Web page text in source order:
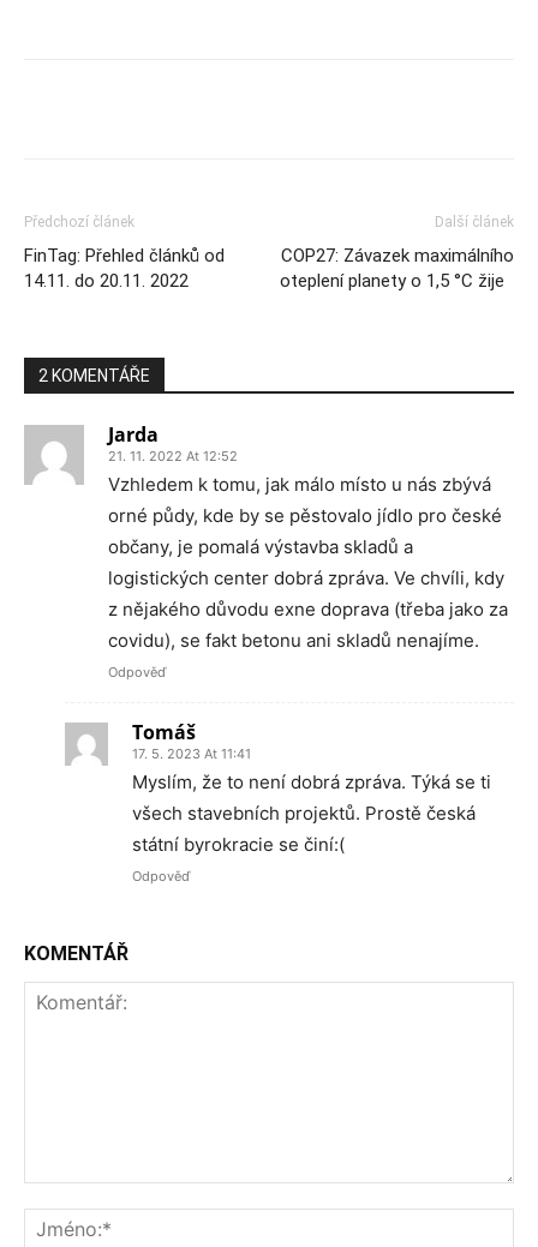
Předchozí článek
FinTag: Přehled článků od
14.11. do 20.11. 2022
Další článek
COP27: Závazek maximálního
oteplení planety o 1,5 °C žije
2 KOMENTÁŘE
Jarda
21. 11. 2022 At 12:52
Vzhledem k tomu, jak málo místo u nás zbývá
orné půdy, kde by se pěstovalo jídlo pro české
občany, je pomalá výstavba skladů a
logistických center dobrá zpráva. Ve chvíli, kdy
z nějakého důvodu exne doprava (třeba jako za
covidu), se fakt betonu ani skladů nenajíme.
Odpověď
Tomáš
17. 5. 2023 At 11:41
Myslím, že to není dobrá zpráva. Týká se ti
všech stavebních projektů. Prostě česká
státní byrokracie se činí:(
Odpověď
KOMENTÁŘ